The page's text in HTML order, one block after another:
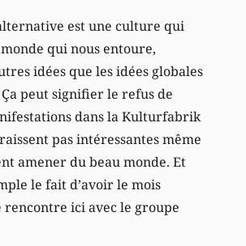
est une culture qui
qui nous entoure,
idées que les idées globales
peut signifier le refus de
dans la Kulturfabrik
pas intéressantes même
amener du beau monde. Et
le fait d’avoir le mois
ici avec le groupe